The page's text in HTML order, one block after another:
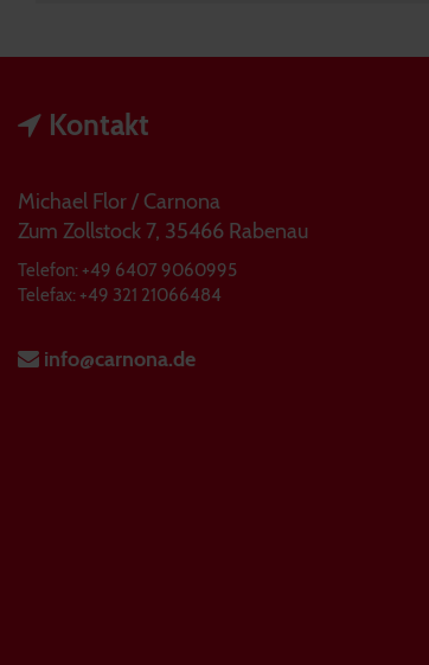
Kontakt
Michael Flor / Carnona
Zum Zollstock 7, 35466 Rabenau
Telefon: +49 6407 9060995
Telefax: +49 321 21066484
info@carnona.de